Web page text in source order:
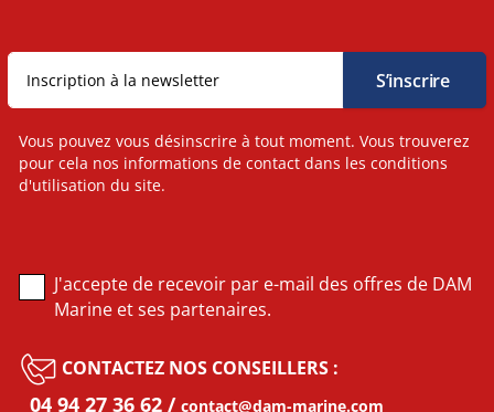
Vous pouvez vous désinscrire à tout moment. Vous trouverez
pour cela nos informations de contact dans les conditions
d'utilisation du site.
J'accepte de recevoir par e-mail des offres de DAM
Marine et ses partenaires.
CONTACTEZ NOS CONSEILLERS :
04 94 27 36 62 contact@dam-marine.com